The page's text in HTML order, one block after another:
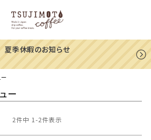
夏季休暇のお知らせ
ー
2件中 1 -2件表示